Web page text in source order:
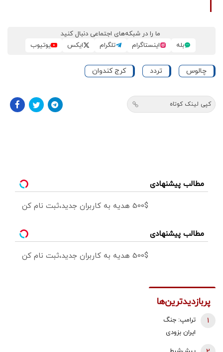
ما را در شبکه‌های اجتماعی دنبال کنید
بله
اینستاگرام تلگرام ایکس یوتیوب
چالوس تردد کرج کندوان
کپی لینک کوتاه
مطالب پیشنهادی
500$ هدیه به کاربران جدید،ثبت نام کن
مطالب پیشنهادی
500$ هدیه به کاربران جدید،ثبت نام کن
پربازدیدترین‌ها
ترامپ: جنگ
ایران بزودی
1